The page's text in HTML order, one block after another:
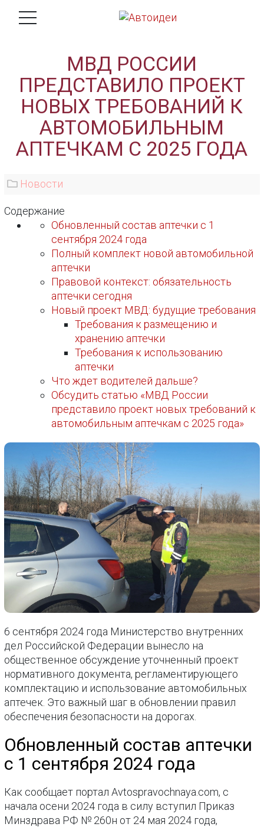
МВД РОССИИ
ПРЕДСТАВИЛО ПРОЕКТ
НОВЫХ ТРЕБОВАНИЙ К
АВТОМОБИЛЬНЫМ
АПТЕЧКАМ С 2025 ГОДА
Новости
Содержание
Обновленный состав аптечки с 1
сентября 2024 года
Полный комплект новой автомобильной
аптечки
Правовой контекст: обязательность
аптечки сегодня
Новый проект МВД: будущие требования
Требования к размещению и
хранению аптечки
Требования к использованию
аптечки
Что ждет водителей дальше?
Обсудить статью «МВД России
представило проект новых требований к
автомобильным аптечкам с 2025 года»
6 сентября 2024 года Министерство внутренних
дел Российской Федерации вынесло на
общественное обсуждение уточненный проект
нормативного документа, регламентирующего
комплектацию и использование автомобильных
аптечек. Это важный шаг в обновлении правил
обеспечения безопасности на дорогах.
Обновленный состав аптечки
с 1 сентября 2024 года
Как сообщает портал Avtospravochnaya.com, с
начала осени 2024 года в силу вступил Приказ
Минздрава РФ № 260н от 24 мая 2024 года,